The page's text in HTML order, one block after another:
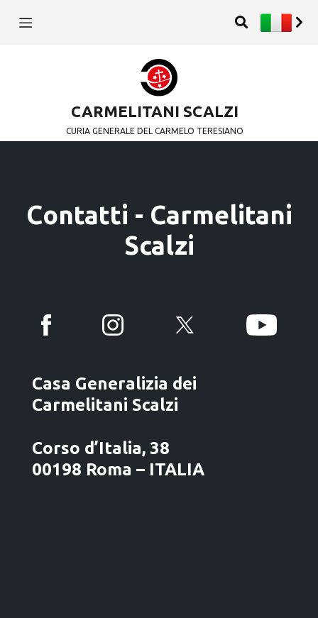
CARMELITANI SCALZI
CURIA GENERALE DEL CARMELO TERESIANO
Contatti - Carmelitani
Scalzi
Casa Generalizia dei
Carmelitani Scalzi
Corso d’Italia, 38
00198 Roma – ITALIA